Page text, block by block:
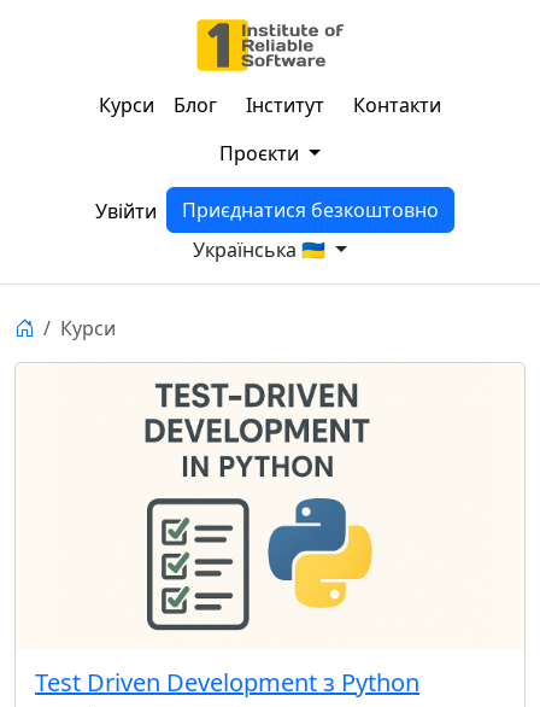
Курси Блог Інститут
Контакти
Проєкти
Увійти
Приєднатися безкоштовно
Українська 🇺🇦
Курси
Test Driven Development з Python